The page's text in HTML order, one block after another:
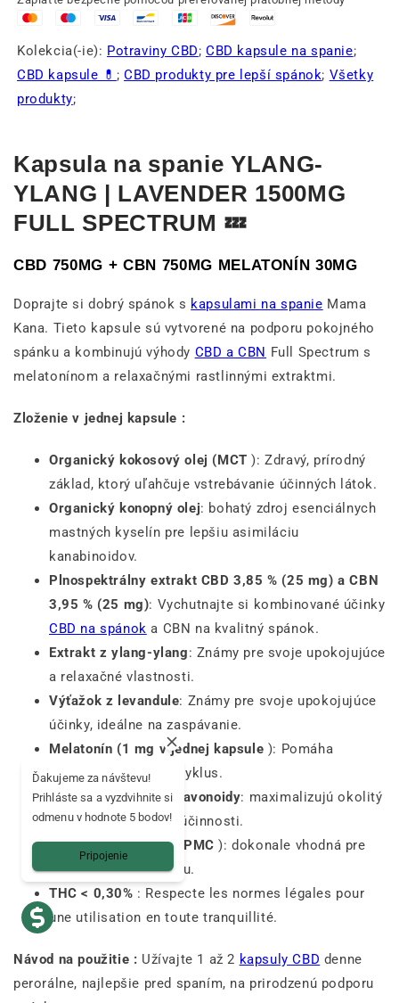
Kolekcia(-ie): Potraviny CBD;CBD kapsule na spanie;
CBD kapsule 💊 ;CBD produkty pre lepší spánok; Všetky
produkty;
Kapsula na spanie YLANG-
YLANG | LAVENDER 1500MG
FULL SPECTRUM 💤
CBD 750MG + CBN 750MG MELATONÍN 30MG
Doprajte si dobrý spánok s kapsulami na spanie Mama
Kana. Tieto kapsule sú vytvorené na podporu pokojného
spánku a kombinujú výhody CBD a CBN
Full Spectrum s
melatonínom a relaxačnými rastlinnými extraktmi.
Zloženie v jednej kapsule :
Organický kokosový olej (MCT ): Zdravý, prírodný
základ, ktorý uľahčuje vstrebávanie účinných látok.
Organický konopný olej: bohatý zdroj esenciálnych
mastných kyselín pre lepšiu asimiláciu
kanabinoidov.
Plnospektrálny extrakt CBD 3,85 % (25 mg) a CBN
3,95 % (25 mg): Vychutnajte si kombinované účinky
CBD na spánok a CBN na kvalitný spánok.
Extrakt z ylang-ylang: Známy pre svoje upokojujúce
a relaxačné vlastnosti.
Výťažok z levandule: Známy pre svoje upokojujúce
účinky, ideálne na zaspávanie.
Melatonín (1 mg v jednej kapsule ): Pomáha
regulovať spánkový cyklus.
Prírodné terpény a flavonoidy: maximalizujú okolitý
účinok pre zvýšenie účinnosti.
Rastlinná kapsula (HPMC ): dokonale vhodná pre
vegánsku konzumáciu.
THC < 0,30% : Respecte les normes légales pour
une utilisation en toute tranquillité.
Návod na použitie : Užívajte 1 až 2 kapsuly CBD denne
perorálne, najlepšie pred spaním, na prirodzenú podporu
Ďakujeme za návštevu!
Prihláste sa a vyzdvihnite si
odmenu v hodnote 5 bodov!
Pripojenie